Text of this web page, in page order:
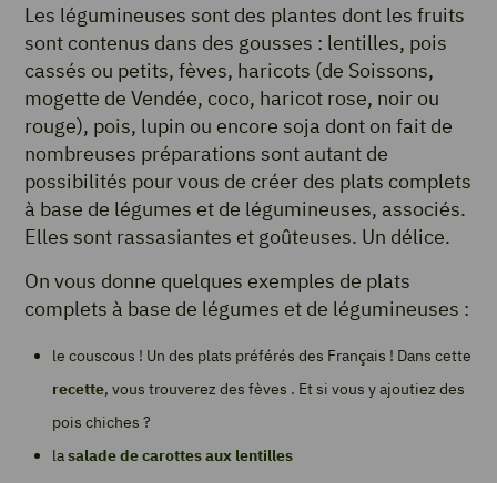
Les légumineuses sont des plantes dont les fruits
sont contenus dans des gousses : lentilles, pois
cassés ou petits, fèves, haricots (de Soissons,
mogette de Vendée, coco, haricot rose, noir ou
rouge), pois, lupin ou encore soja dont on fait de
nombreuses préparations sont autant de
possibilités pour vous de créer des plats complets
à base de légumes et de légumineuses, associés.
Elles sont rassasiantes et goûteuses. Un délice.
On vous donne quelques exemples de plats
complets à base de légumes et de légumineuses :
le couscous ! Un des plats préférés des Français ! Dans cette
recette, vous trouverez des fèves . Et si vous y ajoutiez des
pois chiches ?
lasalade de carottes aux lentilles